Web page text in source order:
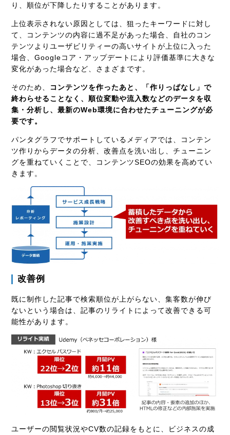
り、順位が下降したりすることがあります。
上位表示されない原因としては、狙ったキーワードに対し
て、コンテンツの内容に過不足があった場合、自社のコン
テンツよりユーザビリティーの高いサイトが上位に入った
場合、Googleコア・アップデートにより評価基準に大きな
変化があった場合など、さまざまです。
そのため、
コンテンツを作ったあと、「作りっぱなし」で
終わらせることなく、順位変動や流入数などのデータを収
集・分析し、最新のWeb環境に合わせたチューニングが必
要です。
パンタグラフでサポートしているメディアでは、コンテン
ツ作りからデータの分析、改善点を洗い出し、チューニン
グを重ねていくことで、コンテンツSEOの効果を高めてい
きます。
改善例
既に制作した記事で検索順位が上がらない、集客数が伸び
ないという場合は、記事のリライトによって改善できる可
能性があります。
ユーザーの閲覧状況やCV数の記録をもとに、ビジネスの成